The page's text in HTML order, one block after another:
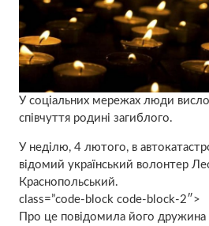
У соціальних мережах люди
співчуття родині загиблого.
У неділю, 4 лютого, в
відомий український волонтер
Краснопольський.
class=”code-block code-block-2″>
Про це повідомила його дружина